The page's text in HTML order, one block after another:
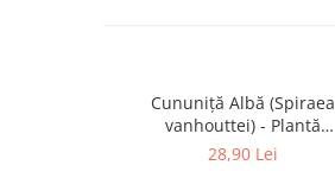
Cununiță Albă (Spiraea
vanhouttei) - Plantă
Ornamentală - Ghiveci
28,90 Lei